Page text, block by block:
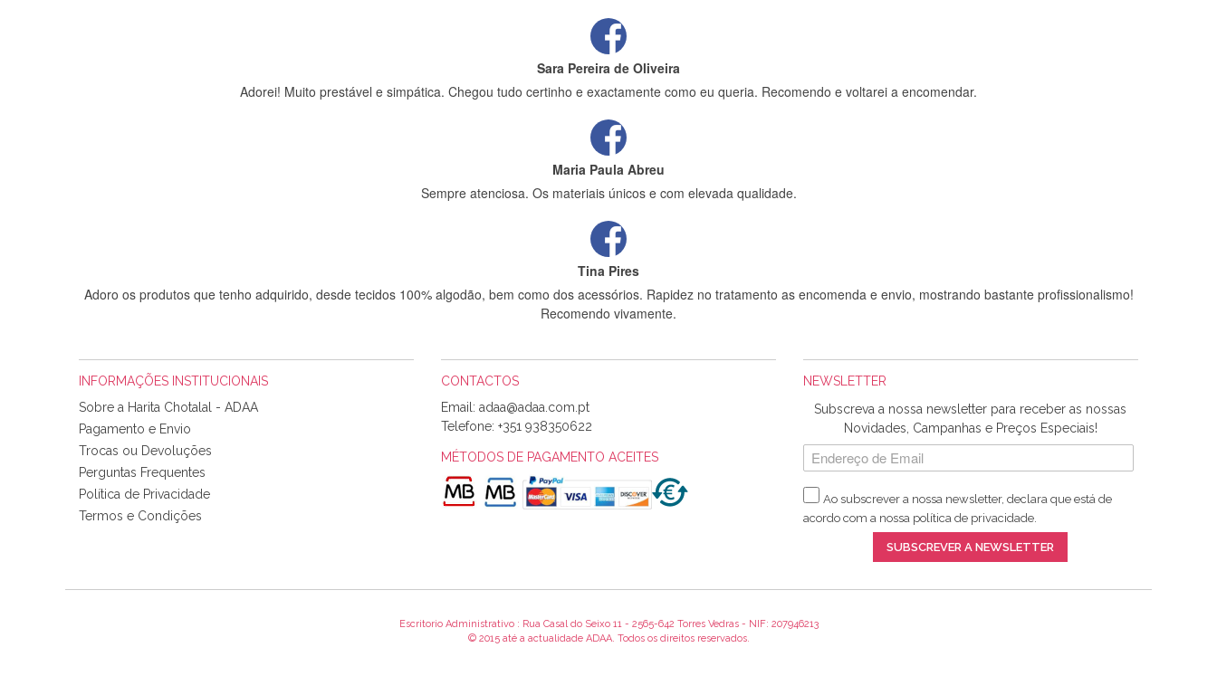
Sara Pereira de Oliveira
Adorei! Muito prestável e simpática. Chegou tudo certinho e exactamente como eu queria. Recomendo e voltarei a encomendar.
Maria Paula Abreu
Sempre atenciosa. Os materiais únicos e com elevada qualidade.
Tina Pires
Adoro os produtos que tenho adquirido, desde tecidos 100% algodão, bem como dos acessórios. Rapidez no tratamento as encomenda e envio, mostrando bastante profissionalismo!
Recomendo vivamente.
Sílvia Maria Bernardino Mestre
Informo que recebi hoje a encomenda, gostei muito dos tecidos.
Rosa Medeiros
Tudo chegou em condições, pois os produtos vieram muito bem acondicionados. Estou plenamente satisfeita com os produtos adquiridos. Relativamente à bolsa, tem um tecido com um
padrão e cores muito bonitas e a execução está perfeitíssima. Futuramente penso voltar a comprar na vossa loja, têm excelentes artigos a um preço muito justo. A expedição da
Alexandra Morais
INFORMAÇÕES INSTITUCIONAIS
Sobre a Harita Chotalal - ADAA
Pagamento e Envio
Trocas ou Devoluções
Perguntas Frequentes
Política de Privacidade
Termos e Condições
CONTACTOS
Email:
Telefone: +351 938350622
MÉTODOS DE PAGAMENTO ACEITES
NEWSLETTER
Subscreva a nossa newsletter para receber as nossas
Novidades, Campanhas e Preços Especiais!
Ao subscrever a nossa newsletter, declara que está de
acordo com a nossa política de privacidade.
SUBSCREVER A NEWSLETTER
Escritorio Administrativo : Rua Casal do Seixo 11 - 2565-642 Torres Vedras - NIF: 207946213
© 2015 até a actualidade ADAA. Todos os direitos reservados.